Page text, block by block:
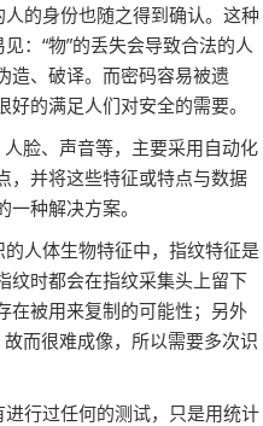
的身份也随之得到确认。这种
：“物”的丢失会导致合法的人
造、破译。而密码容易被遗
的满足人们对安全的需要。
脸、声音等，主要采用自动化
，并将这些特征或特点与数据
种解决方案。
人体生物特征中，指纹特征是
纹时都会在指纹采集头上留下
在被用来复制的可能性；另外
而很难成像，所以需要多次识
行过任何的测试，只是用统计